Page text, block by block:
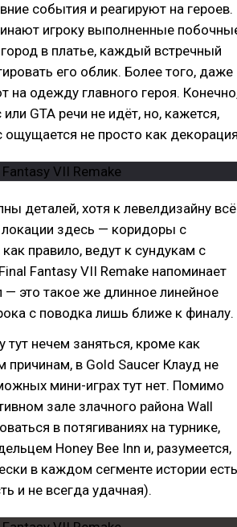
события и реагируют на героев.
игроку выполненные
в платье, каждый встречный
его облик. Более того, даже
на одежду главного героя.
GTA речи не идёт, но, кажется,
ощущается не просто как
деталей, хотя к левелдизайну всё
здесь — коридоры с
правило, ведут к сундукам с
Fantasy VII Remake напоминает
— это такое же длинное линейное
с поводка лишь ближе к финалу.
тут нечем заняться, кроме как
в Gold Saucer Клауд не
мини-играх тут нет. Помимо
зале злачного района Wall
в потягиваниях на турнике,
Honey Bee Inn и, разумеется,
в каждом сегменте истории есть
и не всегда удачная).